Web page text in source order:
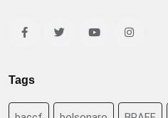
Tags